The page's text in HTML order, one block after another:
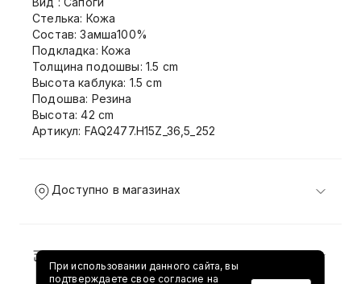
Стелька: Кожа
Состав: Замша100%
Подкладка: Кожа
Толщина подошвы: 1.5 cm
Высота каблука: 1.5 cm
Подошва: Резина
Высота: 42 cm
Артикул: FAQ2477.H15Z_36,5_252
Доступно в магазинах
Доставка и возврат
При использовании данного сайта, вы
подтверждаете свое согласие на